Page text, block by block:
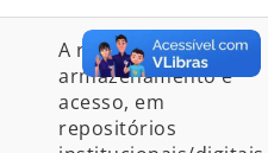
A revista permite o
armazenamento e
acesso, em
repositórios